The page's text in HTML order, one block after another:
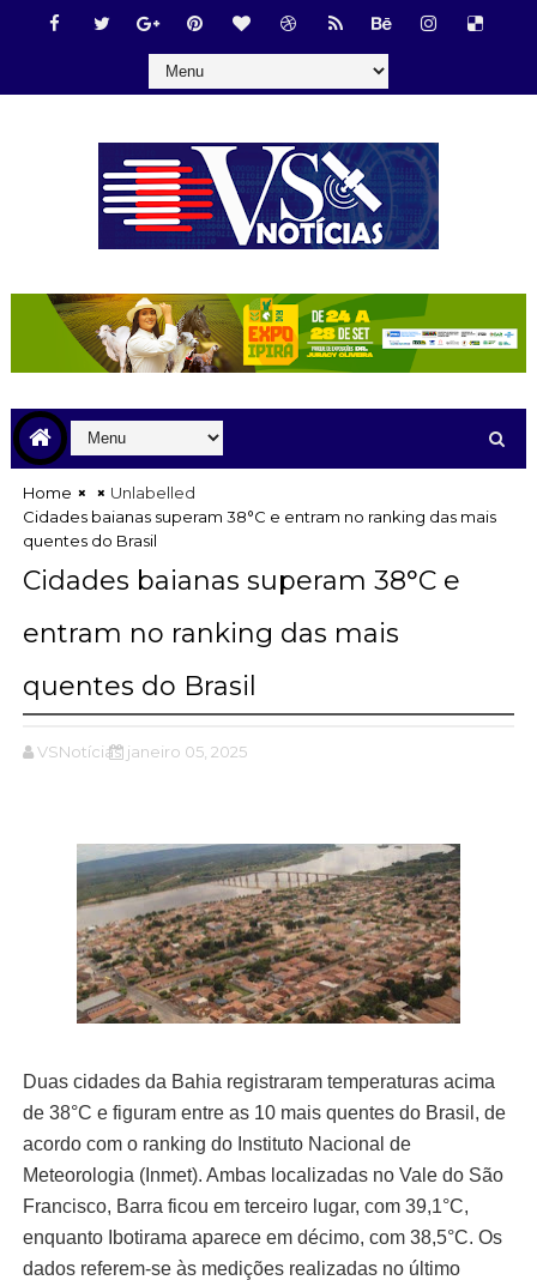
Home
Unlabelled
Cidades baianas superam 38°C e entram no ranking das mais
quentes do Brasil
Cidades baianas superam 38°C e
entram no ranking das mais
quentes do Brasil
VSNotícias janeiro 05, 2025
Duas cidades da Bahia registraram temperaturas acima
de 38°C e figuram entre as 10 mais quentes do Brasil, de
acordo com o ranking do Instituto Nacional de
Meteorologia (Inmet). Ambas localizadas no Vale do São
Francisco, Barra ficou em terceiro lugar, com 39,1°C,
enquanto Ibotirama aparece em décimo, com 38,5°C. Os
dados referem-se às medições realizadas no último